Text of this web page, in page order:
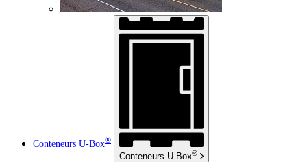
Conteneurs U-Box®
Conteneurs U-Box®